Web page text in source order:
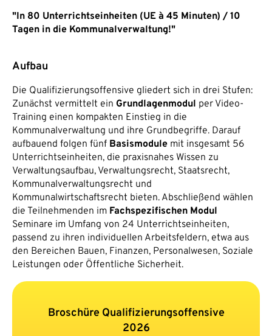
"In 80 Unterrichtseinheiten (UE à 45 Minuten) / 10
Tagen in die Kommunalverwaltung!"
Aufbau
Die Qualifizierungsoffensive gliedert sich in drei Stufen:
Zunächst vermittelt ein Grundlagenmodul per Video-
Training einen kompakten Einstieg in die
Kommunalverwaltung und ihre Grundbegriffe. Darauf
aufbauend folgen fünf Basismodule mit insgesamt 56
Unterrichtseinheiten, die praxisnahes Wissen zu
Verwaltungsaufbau, Verwaltungsrecht, Staatsrecht,
Kommunalverwaltungsrecht und
Kommunalwirtschaftsrecht bieten. Abschließend wählen
die Teilnehmenden im Fachspezifischen Modul
Seminare im Umfang von 24 Unterrichtseinheiten,
passend zu ihren individuellen Arbeitsfeldern, etwa aus
den Bereichen Bauen, Finanzen, Personalwesen, Soziale
Leistungen oder Öffentliche Sicherheit.
Broschüre Qualifizierungsoffensive
2026